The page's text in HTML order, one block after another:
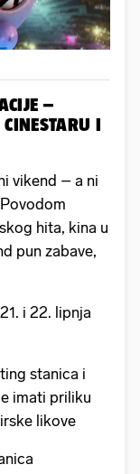
–
I
vikend – a ni
hita, kina u
pun zabave,
i 22. lipnja
stanica i
imati priliku
likove